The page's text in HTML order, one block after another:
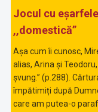
Jocul cu
,,domestică”
Așa cum îi cunosc,
alias, Arina și
șvung.” (p.288).
împătimiți după
care am putea-o